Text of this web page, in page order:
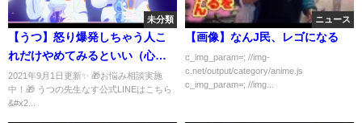
未分類
【うつ】怒り爆発しちゃう人こ
れだけやめてみるといい（心が
楽になる・心が軽くなる話、穏
やかな人生にする為に）
2021年9月1日更新✨ 🎁お悩み相談実施
中！🎁 うつの先生なす公式LINEはこちら
&#x2...
ニュース
【画像】なんJ民、レゴになる
c_img_param=; //img-
c.net/output/category/anime.js
c_img_param=; //img...